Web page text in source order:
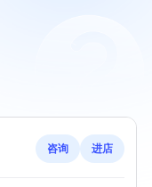
咨询 进店